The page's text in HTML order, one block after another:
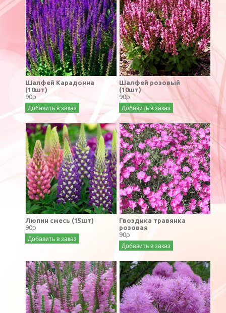
Шалфей Карадонна
(10шт)
90р
Добавить в заказ
Шалфей розовый
(10шт)
90р
Добавить в заказ
Люпин смесь (15шт)
90р
Добавить в заказ
Гвоздика травянка
розовая
90р
Добавить в заказ